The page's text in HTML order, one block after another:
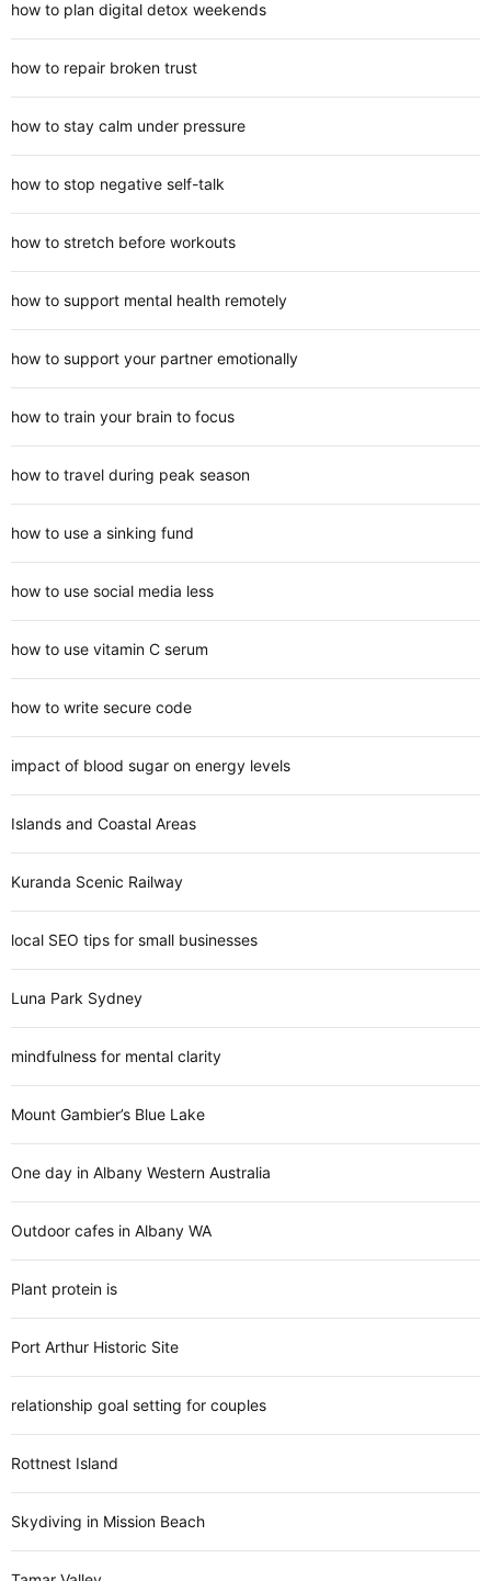
how to plan digital detox weekends
how to repair broken trust
how to stay calm under pressure
how to stop negative self-talk
how to stretch before workouts
how to support mental health remotely
how to support your partner emotionally
how to train your brain to focus
how to travel during peak season
how to use a sinking fund
how to use social media less
how to use vitamin C serum
how to write secure code
impact of blood sugar on energy levels
Islands and Coastal Areas
Kuranda Scenic Railway
local SEO tips for small businesses
Luna Park Sydney
mindfulness for mental clarity
Mount Gambier’s Blue Lake
One day in Albany Western Australia
Outdoor cafes in Albany WA
Plant protein is
Port Arthur Historic Site
relationship goal setting for couples
Rottnest Island
Skydiving in Mission Beach